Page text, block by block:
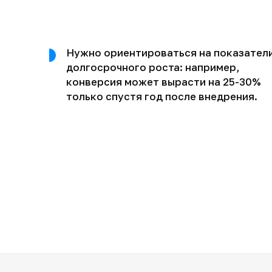
Нужно ориентироваться на
долгосрочного роста: например,
конверсия может вырасти на 25-30%
только спустя год после внедрения.